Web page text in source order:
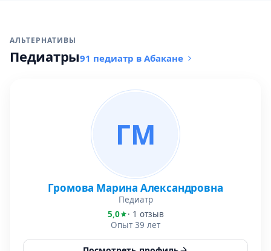
АЛЬТЕРНАТИВЫ
Педиатры91 педиатр в Абакане
ГМ
Громова Марина Александровна
Педиатр
5,0
· 1 отзыв
Опыт 39 лет